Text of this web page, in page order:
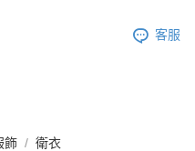
客服
飾 衛衣